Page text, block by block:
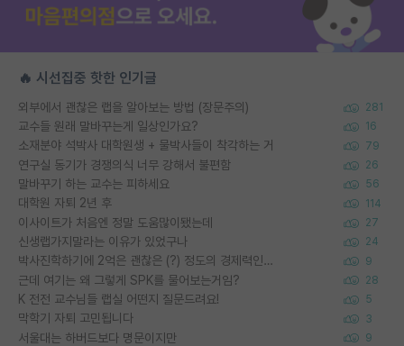
🔥 시선집중 핫한 인기글
외부에서 괜찮은 랩을 알아보는 방법 (장문주의) 281
교수들 원래 말바꾸는게 일상인가요? 16
소재분야 석박사 대학원생 + 물박사들이 착각하는 거 79
연구실 동기가 경쟁의식 너무 강해서 불편함 26
말바꾸기 하는 교수는 피하세요 56
대학원 자퇴 2년 후 114
이사이트가 처음엔 정말 도움많이됐는데 27
신생랩가지말라는 이유가 있었구나 24
박사진학하기에 2억은 괜찮은 (?) 정도의 경제력인가요 9
근데 여기는 왜 그렇게 SPK를 물어보는거임? 28
K 전전 교수님들 랩실 어떤지 질문드려요! 5
막학기 자퇴 고민됩니다 3
서울대는 하버드보다 명문이지만 9